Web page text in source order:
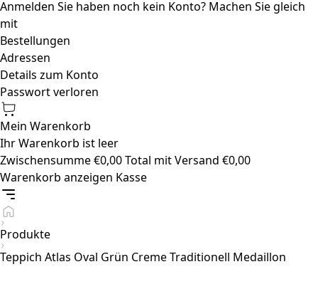
Anmelden Sie haben noch kein Konto? Machen Sie gleich
mit
Bestellungen
Adressen
Details zum Konto
Passwort verloren
Mein Warenkorb
Ihr Warenkorb ist leer
Zwischensumme€0,00Total mit Versand €0,00
Warenkorb anzeigen Kasse
Produkte
Teppich Atlas Oval Grün Creme Traditionell Medaillon